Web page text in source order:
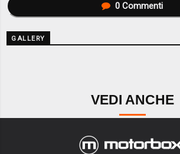
0Commenti
GALLERY
VEDI ANCHE